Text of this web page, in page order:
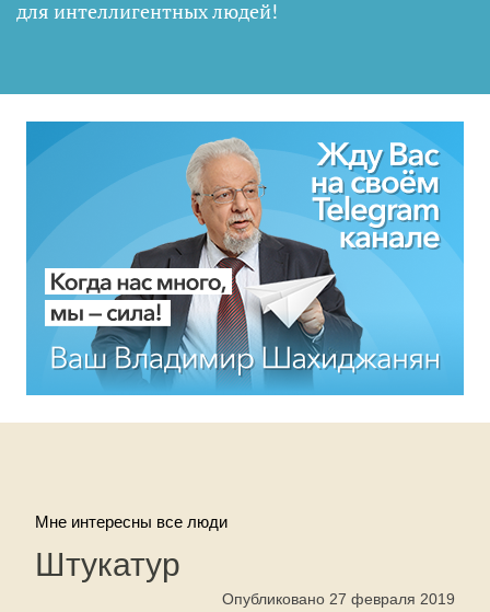
для интеллигентных людей!
Мне интересны все люди
Штукатур
Опубликовано 27 февраля 2019